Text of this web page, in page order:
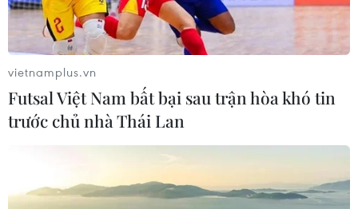
vietnamplus.vn
Futsal Việt Nam bất bại sau trận hòa khó tin
trước chủ nhà Thái Lan